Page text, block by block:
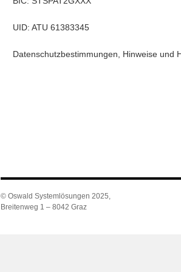
UID: ATU 61383345
Datenschutzbestimmungen, Hinweise und
© Oswald Systemlösungen 2025,
Breitenweg 1 – 8042 Graz